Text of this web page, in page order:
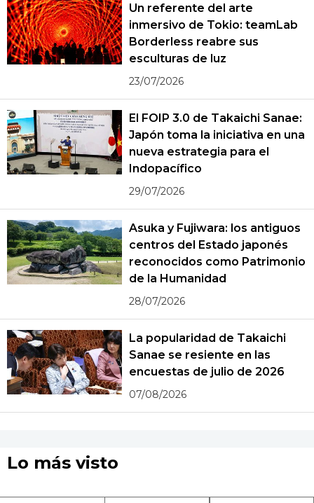
Un referente del arte
inmersivo de Tokio: teamLab
Borderless reabre sus
esculturas de luz
23/07/2026
El FOIP 3.0 de Takaichi Sanae:
Japón toma la iniciativa en una
nueva estrategia para el
Indopacífico
29/07/2026
Asuka y Fujiwara: los antiguos
centros del Estado japonés
reconocidos como Patrimonio
de la Humanidad
28/07/2026
La popularidad de Takaichi
Sanae se resiente en las
encuestas de julio de 2026
07/08/2026
Lo más visto